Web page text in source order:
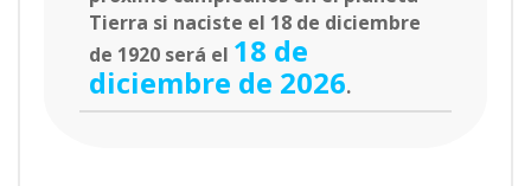
Tierra si naciste el 18 de diciembre
de 1920 será el 18 de
diciembre de 2026.